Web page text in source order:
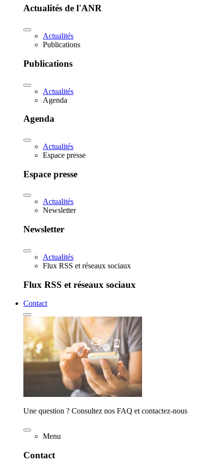
Actualités de l'ANR
Actualités
Publications
Publications
Actualités
Agenda
Agenda
Actualités
Espace presse
Espace presse
Actualités
Newsletter
Newsletter
Actualités
Flux RSS et réseaux sociaux
Flux RSS et réseaux sociaux
Contact
Une question ? Consultez nos FAQ et contactez-nous
Menu
Contact